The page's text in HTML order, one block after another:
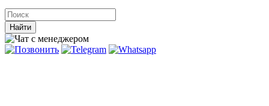
Найти